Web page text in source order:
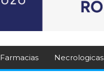
Farmacias Necrologicas